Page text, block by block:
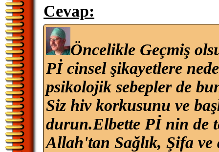
Cevap:
Öncelikle Geçmiş
Pİ cinsel şikayetlere
psikolojik sebepler de
Siz hiv korkusunu ve
durun.Elbette Pİ nin de
Allah'tan Sağlık, Şifa